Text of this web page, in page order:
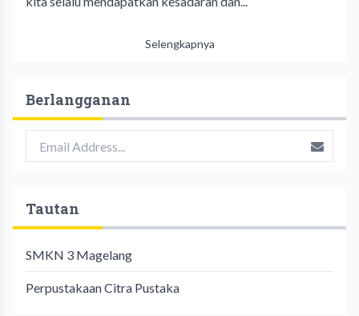
Selengkapnya
Berlangganan
Tautan
SMKN 3 Magelang
Perpustakaan Citra Pustaka